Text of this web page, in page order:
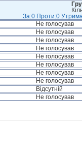
За:0 Проти:0
Не голосував
Не голосував
Не голосував
Не голосував
Не голосував
Не голосував
Не голосував
Не голосував
Відсутній
Не голосував